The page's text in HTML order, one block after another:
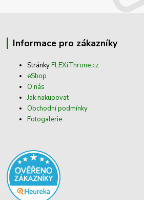
Informace pro zákazníky
StránkyFLEXiThrone.cz
eShop
O nás
Jak nakupovat
Obchodní podmínky
Fotogalerie